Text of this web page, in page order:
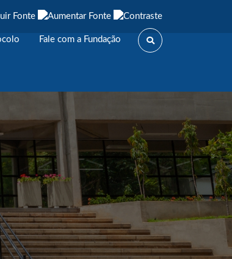
Fale com a Fundação